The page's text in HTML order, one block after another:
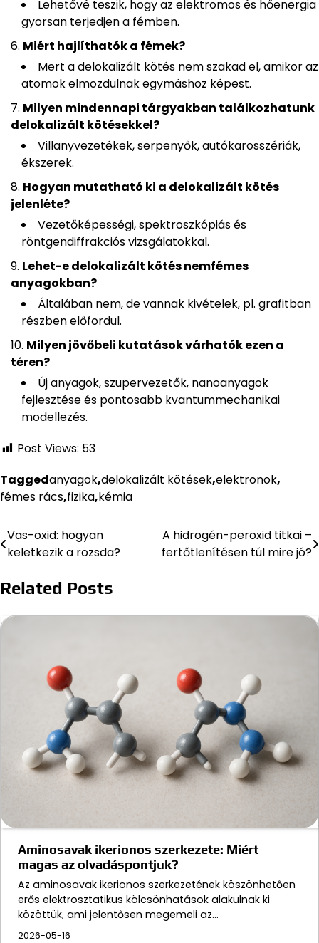
Lehetővé teszik, hogy az elektromos és hőenergia
gyorsan terjedjen a fémben.
Miért hajlíthatók a fémek?
Mert a delokalizált kötés nem szakad el, amikor az
atomok elmozdulnak egymáshoz képest.
Milyen mindennapi tárgyakban találkozhatunk
delokalizált kötésekkel?
Villanyvezetékek, serpenyők, autókarosszériák,
ékszerek.
Hogyan mutatható ki a delokalizált kötés
jelenléte?
Vezetőképességi, spektroszkópiás és
röntgendiffrakciós vizsgálatokkal.
Lehet-e delokalizált kötés nemfémes
anyagokban?
Általában nem, de vannak kivételek, pl. grafitban
részben előfordul.
Milyen jövőbeli kutatások várhatók ezen a
téren?
Új anyagok, szupervezetők, nanoanyagok
fejlesztése és pontosabb kvantummechanikai
modellezés.
Post Views: 53
Taggedanyagok,delokalizált kötések,elektronok,
fémes rács,fizika,kémia
Bejegyzés
Vas-oxid: hogyan
keletkezik a rozsda?
A hidrogén-peroxid titkai –
fertőtlenítésen túl mire jó?
Related Posts
Aminosavak ikerionos szerkezete: Miért
magas az olvadáspontjuk?
Az aminosavak ikerionos szerkezetének köszönhetően
erős elektrosztatikus kölcsönhatások alakulnak ki
közöttük, ami jelentősen megemeli az…
2026-05-16